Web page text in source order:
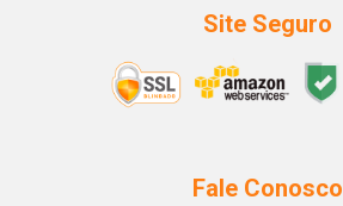
Site Seguro
Fale Conosco